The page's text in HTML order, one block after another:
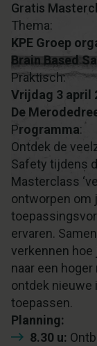
Gratis
Thema:
KPE Groep
Brain Based
Praktisch:
Vrijdag 3 april
De
Programma:
Ontdek de
Safety tijdens
Masterclass
ontworpen om
ervaren.
verkennen hoe
naar een
ontdek nieuwe
toepassen.
Planning:
8.30 u: